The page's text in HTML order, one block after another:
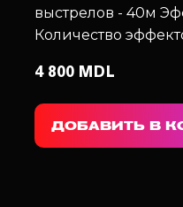
выстрелов - 40м
Количество
4 800 MDL
ДОБАВИТЬ В